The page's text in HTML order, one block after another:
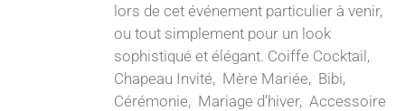
lors de cet événement particulier à venir,
ou tout simplement pour un look
sophistiqué et élégant. Coiffe Cocktail,
Chapeau Invité, Mère Mariée, Bibi,
Cérémonie, Mariage d’hiver, Accessoire